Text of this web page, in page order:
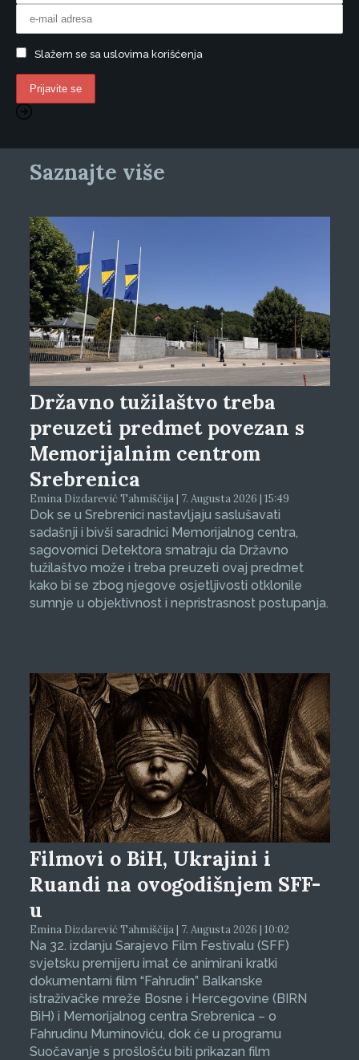
Slažem se sa uslovima korišćenja
Saznajte više
Državno tužilaštvo treba
preuzeti predmet povezan s
Memorijalnim centrom
Srebrenica
Emina Dizdarević Tahmiščija | 7. Augusta 2026 | 15:49
Dok se u Srebrenici nastavljaju saslušavati
sadašnji i bivši saradnici Memorijalnog centra,
sagovornici Detektora smatraju da Državno
tužilaštvo može i treba preuzeti ovaj predmet
kako bi se zbog njegove osjetljivosti otklonile
sumnje u objektivnost i nepristrasnost postupanja.
Filmovi o BiH, Ukrajini i
Ruandi na ovogodišnjem SFF-
u
Emina Dizdarević Tahmiščija | 7. Augusta 2026 | 10:02
Na 32. izdanju Sarajevo Film Festivalu (SFF)
svjetsku premijeru imat će animirani kratki
dokumentarni film “Fahrudin” Balkanske
istraživačke mreže Bosne i Hercegovine (BIRN
BiH) i Memorijalnog centra Srebrenica – o
Fahrudinu Muminoviću, dok će u programu
Suočavanje s prošlošću biti prikazan film